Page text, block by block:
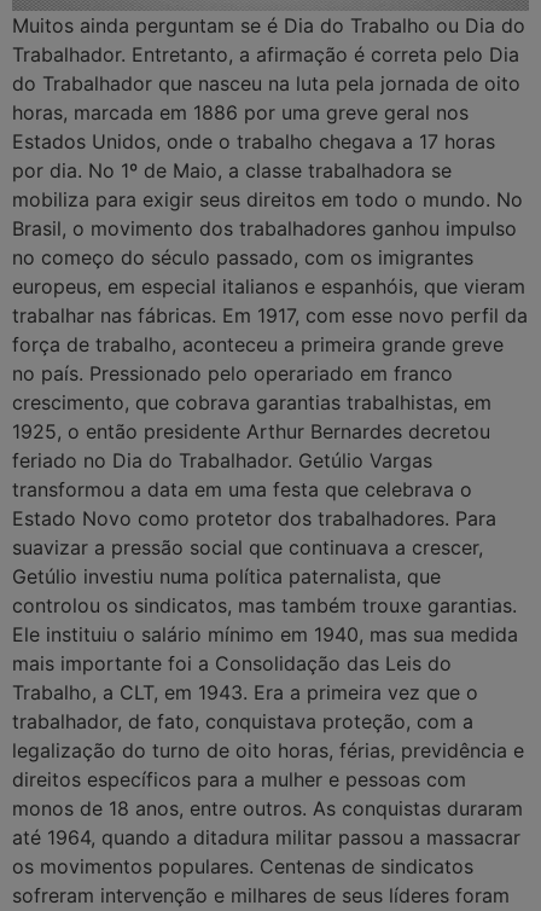
Muitos ainda perguntam se é Dia do Trabalho ou Dia do
Trabalhador. Entretanto, a afirmação é correta pelo Dia
do Trabalhador que nasceu na luta pela jornada de oito
horas, marcada em 1886 por uma greve geral nos
Estados Unidos, onde o trabalho chegava a 17 horas
por dia. No 1º de Maio, a classe trabalhadora se
mobiliza para exigir seus direitos em todo o mundo. No
Brasil, o movimento dos trabalhadores ganhou impulso
no começo do século passado, com os imigrantes
europeus, em especial italianos e espanhóis, que vieram
trabalhar nas fábricas. Em 1917, com esse novo perfil da
força de trabalho, aconteceu a primeira grande greve
no país. Pressionado pelo operariado em franco
crescimento, que cobrava garantias trabalhistas, em
1925, o então presidente Arthur Bernardes decretou
feriado no Dia do Trabalhador. Getúlio Vargas
transformou a data em uma festa que celebrava o
Estado Novo como protetor dos trabalhadores. Para
suavizar a pressão social que continuava a crescer,
Getúlio investiu numa política paternalista, que
controlou os sindicatos, mas também trouxe garantias.
Ele instituiu o salário mínimo em 1940, mas sua medida
mais importante foi a Consolidação das Leis do
Trabalho, a CLT, em 1943. Era a primeira vez que o
trabalhador, de fato, conquistava proteção, com a
legalização do turno de oito horas, férias, previdência e
direitos específicos para a mulher e pessoas com
monos de 18 anos, entre outros. As conquistas duraram
até 1964, quando a ditadura militar passou a massacrar
os movimentos populares. Centenas de sindicatos
sofreram intervenção e milhares de seus líderes foram